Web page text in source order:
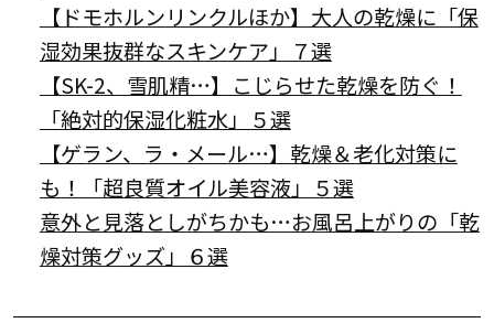
【ドモホルンリンクルほか】大人の乾燥に「保
湿効果抜群なスキンケア」７選
【SK-2、雪肌精…】こじらせた乾燥を防ぐ！
「絶対的保湿化粧水」５選
【ゲラン、ラ・メール…】乾燥＆老化対策に
も！「超良質オイル美容液」５選
意外と見落としがちかも…お風呂上がりの「乾
燥対策グッズ」６選